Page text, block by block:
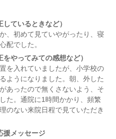
ているときなど）
、初めて見ていやがったり、寝
配でした。
やってみての感想など）
を入れていましたが、小学校の
ようになりました。朝、外した
あったので無くさないよう、そ
た。通院に1時間かかり、頻繁
のない来院日程で見ていただき
援メッセージ